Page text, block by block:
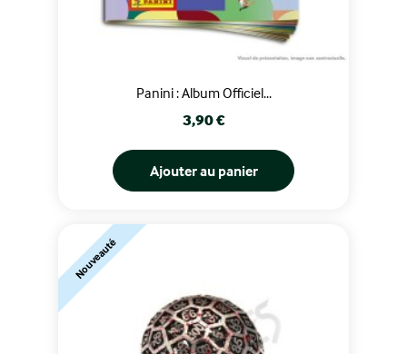
Panini : Album Officiel...
Prix
3,90 €
Ajouter au panier
Nouveauté